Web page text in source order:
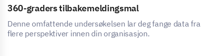
360-graders tilbakemeldingsmal
Denne omfattende undersøkelsen lar deg fange data fra
flere perspektiver innen din organisasjon.